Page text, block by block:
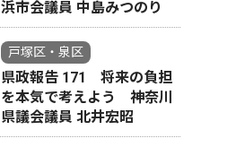
浜市会議員 中島みつのり
戸塚区・泉区
県政報告 171 将来の負担
を本気で考えよう 神奈川
県議会議員 北井宏昭